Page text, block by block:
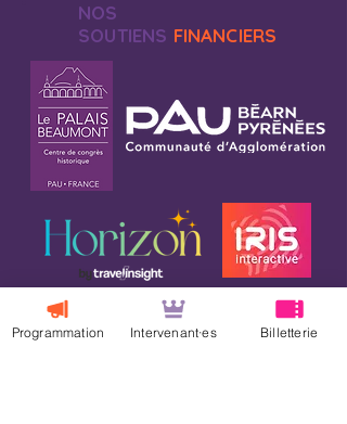
NOS
SOUTIENS FINANCIERS
Programmation Intervenant·es Billetterie